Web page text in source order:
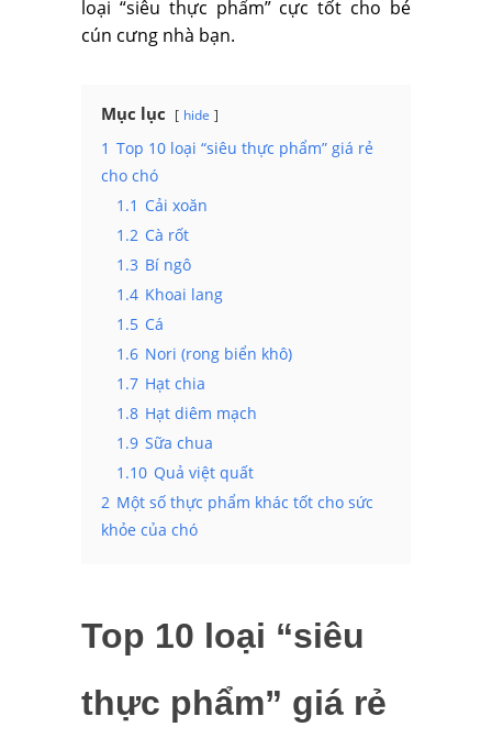
loại “siêu thực phẩm” cực tốt cho bé
cún cưng nhà bạn.
Mục lục hide
1 Top 10 loại “siêu thực phẩm” giá rẻ
cho chó
1.1 Cải xoăn
1.2 Cà rốt
1.3 Bí ngô
1.4 Khoai lang
1.5 Cá
1.6 Nori (rong biển khô)
1.7 Hạt chia
1.8 Hạt diêm mạch
1.9 Sữa chua
1.10 Quả việt quất
2 Một số thực phẩm khác tốt cho sức
khỏe của chó
Top 10 loại “siêu
thực phẩm” giá rẻ